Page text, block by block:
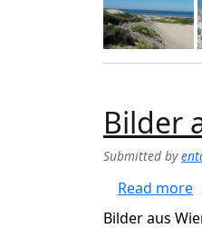
Bilder
Submitted by
Read more
Bilder aus